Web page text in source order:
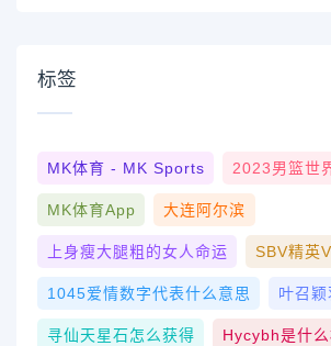
标签
MK体育 - MK Sports 2023男篮世
MK体育App 大连阿尔滨
上身瘦大腿粗的女人命运 SBV精英
1045爱情数字代表什么意思 叶召
寻仙天星石怎么获得 Hycybh是什